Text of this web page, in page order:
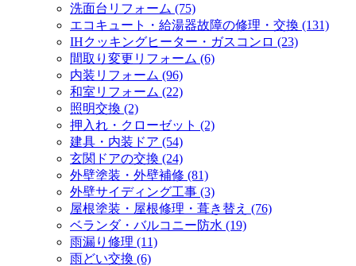
洗面台リフォーム (75)
エコキュート・給湯器故障の修理・交換 (131)
IHクッキングヒーター・ガスコンロ (23)
間取り変更リフォーム (6)
内装リフォーム (96)
和室リフォーム (22)
照明交換 (2)
押入れ・クローゼット (2)
建具・内装ドア (54)
玄関ドアの交換 (24)
外壁塗装・外壁補修 (81)
外壁サイディング工事 (3)
屋根塗装・屋根修理・葺き替え (76)
ベランダ・バルコニー防水 (19)
雨漏り修理 (11)
雨どい交換 (6)